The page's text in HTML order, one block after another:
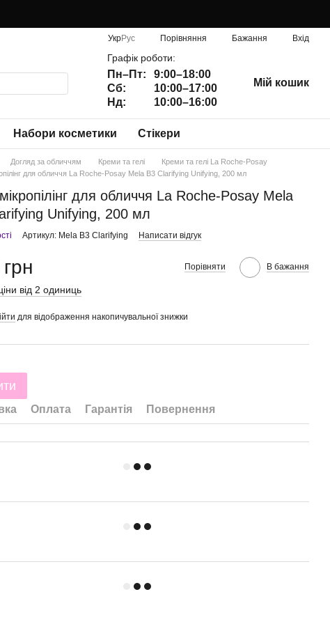
УкрРус Порівняння Бажання Вхід
Графік роботи:
Пн–Пт:
9:00–18:00
Сб:
10:00–17:00
Нд:
10:00–16:00
Мій кошик
Набори косметики Стікери
Догляд за обличчям Креми та гелі
Креми та гелі La Roche-Posay
для обличчя La Roche-Posay Mela B3 Clarifying Unifying, 200 мл
для обличчя La Roche-Posay Mela
Unifying, 200 мл
Артикул: Mela B3 Clarifying Написати відгук
Порівняти В бажання
від 2 одиниць
для відображення накопичувальної знижки
Оплата Гарантія Повернення